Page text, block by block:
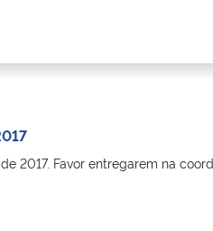
2017. Favor entregarem na